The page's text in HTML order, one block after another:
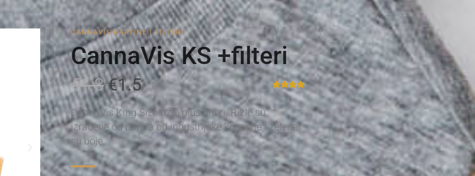
CANNAVIS KARTINE I FILTERI
CannaVis KS +filteri
€1.8 €1.5
CannaVis King Size rizle plus filteri. Rizle su
izrađene od papira od industrijske konoplje i zelene
su boje.